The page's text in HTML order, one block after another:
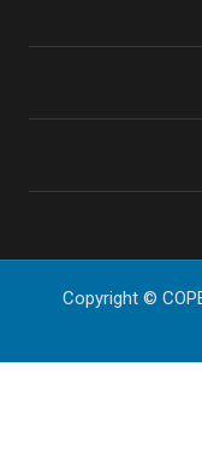
Copyright ©